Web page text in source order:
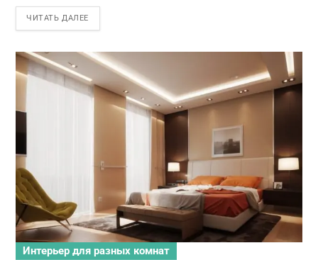
ЧИТАТЬ ДАЛЕЕ
Интерьер для разных комнат